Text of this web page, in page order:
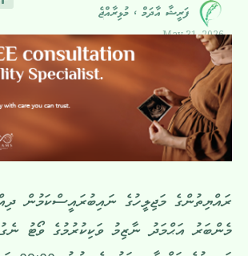
ފަރީޝާ އާދަމް ، މުޅިރާއްޖެ
May 31, 2026
ރައްޔިތުންގެ މަޖިލީހުގެ ނައިބުރައީސްކަމުން
މެންބަރު އަޙްމަދު ނާޒިމު ވަކިކުރުމުގެ ވޯޓު